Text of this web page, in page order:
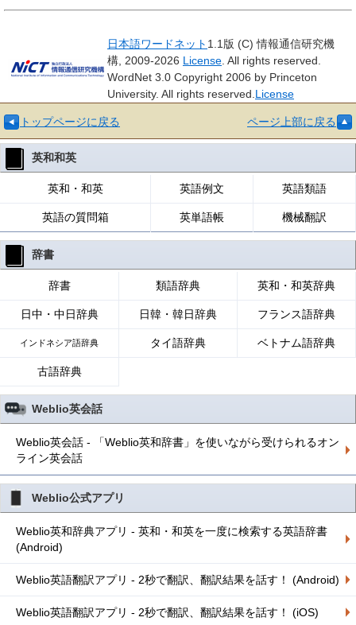
日本語ワードネット 1.1版 (C) 情報通信研究機
構, 2009-2026 License . All rights reserved.
WordNet 3.0 Copyright 2006 by Princeton
University. All rights reserved. License
トップページに戻る ページ上部に戻る
英和和英
英和・和英 英語例文 英語類語
英語の質問箱 英単語帳 機械翻訳
辞書
辞書 類語辞典 英和・和英辞典
日中・中日辞典 日韓・韓日辞典 フランス語辞典
インドネシア語辞典 タイ語辞典 ベトナム語辞典
古語辞典
Weblio英会話
Weblio英会話 - 「Weblio英和辞書」を使いながら受けられるオン
ライン英会話
Weblio公式アプリ
Weblio英和辞典アプリ - 英和・和英を一度に検索する英語辞書
(Android)
Weblio英語翻訳アプリ - 2秒で翻訳、翻訳結果を話す！ (Android)
Weblio英語翻訳アプリ - 2秒で翻訳、翻訳結果を話す！ (iOS)